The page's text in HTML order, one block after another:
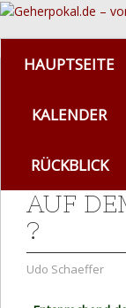
HAUPTSEITE
KALENDER
RÜCKBLICK
AUF
?
Udo Schaeffer